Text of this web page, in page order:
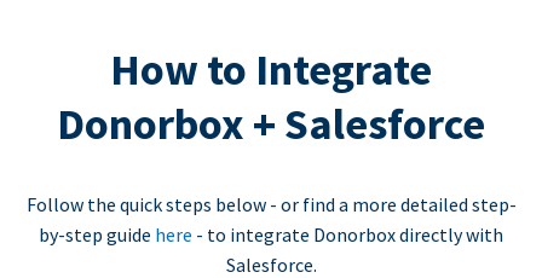
How to Integrate
Donorbox + Salesforce
Follow the quick steps below - or find a more detailed step-
by-step guide here - to integrate Donorbox directly with
Salesforce.